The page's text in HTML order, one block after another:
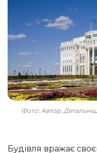
Фото: Автор.
Будівля вражає